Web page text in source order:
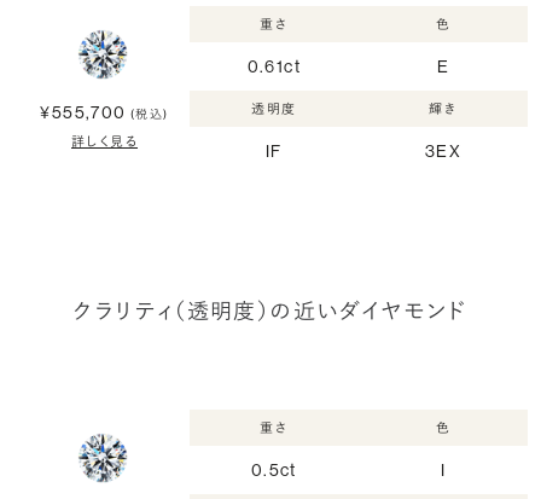
¥555,700 (税込)
詳しく見る
重さ
0.61ct
色
E
透明度
IF
輝き
3EX
クラリティ（透明度）の近いダイヤモンド
重さ
0.5ct
色
I